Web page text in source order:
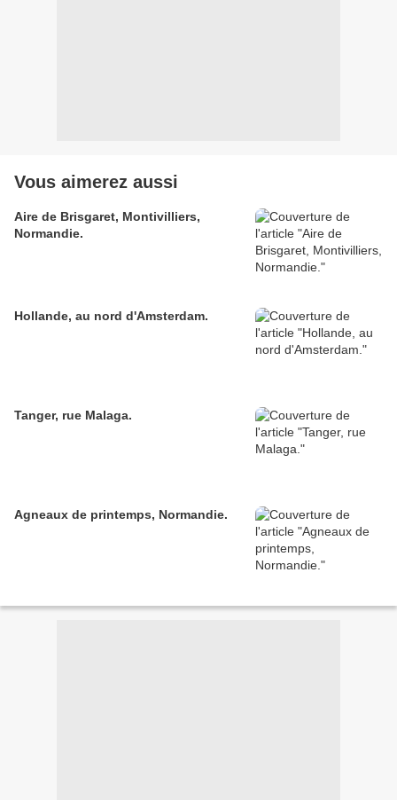
Vous aimerez aussi
Aire de Brisgaret, Montivilliers,
Normandie.
Hollande, au nord d'Amsterdam.
Tanger, rue Malaga.
Agneaux de printemps, Normandie.